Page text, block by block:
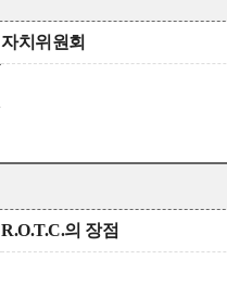
자치위원회
R.O.T.C.의 장점